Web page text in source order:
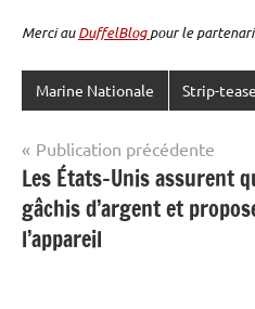
Merci auDuffelBlogpour le
Marine Nationale Strip-tease
Navigation
de
l’article
Publication précédente
Les États-Unis assurent
gâchis d’argent et
l’appareil